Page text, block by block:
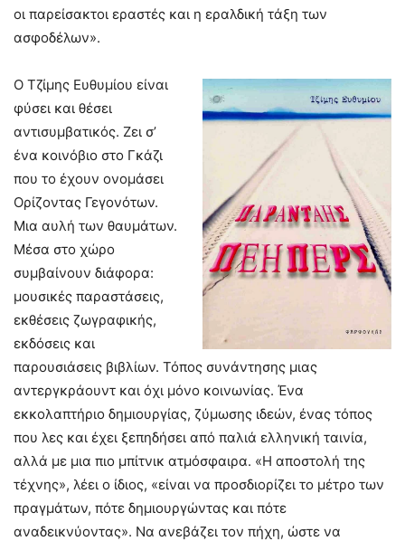
οι παρείσακτοι εραστές και η εραλδική τάξη των
ασφοδέλων».
Ο Τζίμης Ευθυμίου είναι
φύσει και θέσει
αντισυμβατικός. Ζει σ’
ένα κοινόβιο στο Γκάζι
που το έχουν ονομάσει
Ορίζοντας Γεγονότων.
Μια αυλή των θαυμάτων.
Μέσα στο χώρο
συμβαίνουν διάφορα:
μουσικές παραστάσεις,
εκθέσεις ζωγραφικής,
εκδόσεις και
παρουσιάσεις βιβλίων. Τόπος συνάντησης μιας
αντεργκράουντ και όχι μόνο κοινωνίας. Ένα
εκκολαπτήριο δημιουργίας, ζύμωσης ιδεών, ένας τόπος
που λες και έχει ξεπηδήσει από παλιά ελληνική ταινία,
αλλά με μια πιο μπίτνικ ατμόσφαιρα. «Η αποστολή της
τέχνης», λέει ο ίδιος, «είναι να προσδιορίζει το μέτρο των
πραγμάτων, πότε δημιουργώντας και πότε
αναδεικνύοντας». Να ανεβάζει τον πήχη, ώστε να